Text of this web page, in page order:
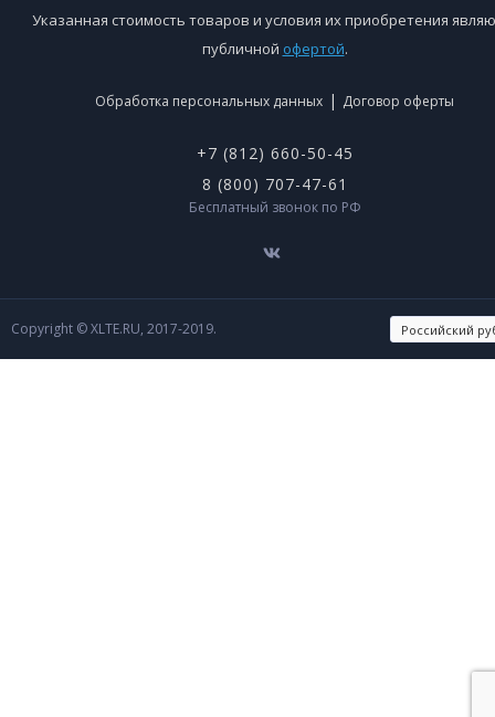
Указанная стоимость товаров и условия их приобретения
публичной офертой.
Обработка персональных данных | Договор оферты
+7 (812) 660-50-45
8 (800) 707-47-61
Бесплатный звонок по РФ
Copyright © XLTE.RU, 2017-2019.